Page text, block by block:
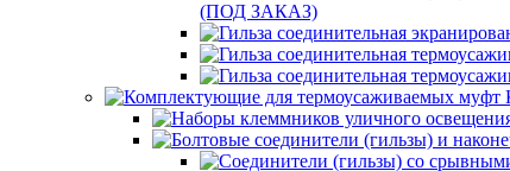
(ПОД ЗАКАЗ)